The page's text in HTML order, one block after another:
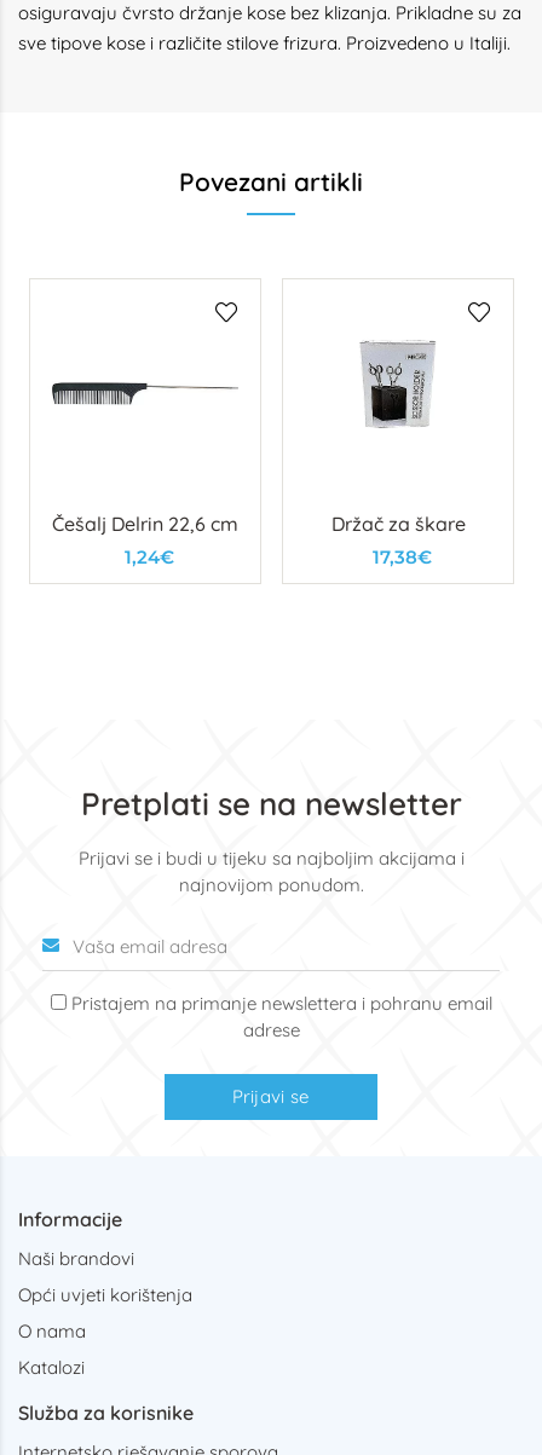
osiguravaju čvrsto držanje kose bez klizanja. Prikladne su za
sve tipove kose i različite stilove frizura. Proizvedeno u Italiji.
Povezani artikli
Češalj Delrin 22,6 cm
1,24€
Držač za škare
17,38€
Pretplati se na newsletter
Prijavi se i budi u tijeku sa najboljim akcijama i
najnovijom ponudom.
Pristajem na primanje newslettera i pohranu email
adrese
Prijavi se
Informacije
Naši brandovi
Opći uvjeti korištenja
O nama
Katalozi
Služba za korisnike